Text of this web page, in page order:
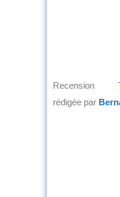
Recension
rédigée par